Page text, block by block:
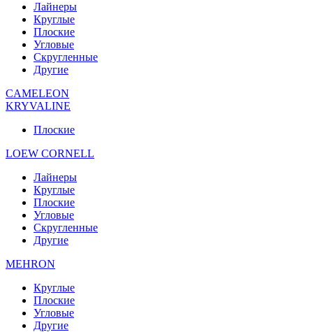
Лайнеры
Круглые
Плоские
Угловые
Скругленные
Другие
CAMELEON
KRYVALINE
Плоские
LOEW CORNELL
Лайнеры
Круглые
Плоские
Угловые
Скругленные
Другие
MEHRON
Круглые
Плоские
Угловые
Другие